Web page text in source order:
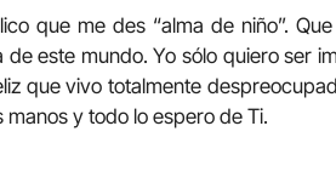
que me des “alma de niño”.
este mundo. Yo sólo quiero ser
que vivo totalmente
manos y todo lo espero de Ti.